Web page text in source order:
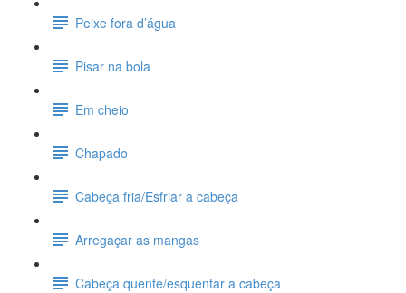
Peixe fora d’água
Pisar na bola
Em cheio
Chapado
Cabeça fria/Esfriar a cabeça
Arregaçar as mangas
Cabeça quente/esquentar a cabeça